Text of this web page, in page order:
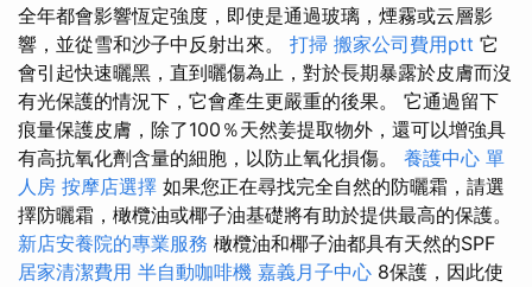
全年都會影響恆定強度，即使是通過玻璃，煙霧或云層影
響，並從雪和沙子中反射出來。 打掃 搬家公司費用ptt 它
會引起快速曬黑，直到曬傷為止，對於長期暴露於皮膚而沒
有光保護的情況下，它會產生更嚴重的後果。 它通過留下
痕量保護皮膚，除了100％天然姜提取物外，還可以增強具
有高抗氧化劑含量的細胞，以防止氧化損傷。 養護中心 單
人房 按摩店選擇 如果您正在尋找完全自然的防曬霜，請選
擇防曬霜，橄欖油或椰子油基礎將有助於提供最高的保護。
新店安養院的專業服務 橄欖油和椰子油都具有天然的SPF
居家清潔費用 半自動咖啡機 嘉義月子中心 8保護，因此使